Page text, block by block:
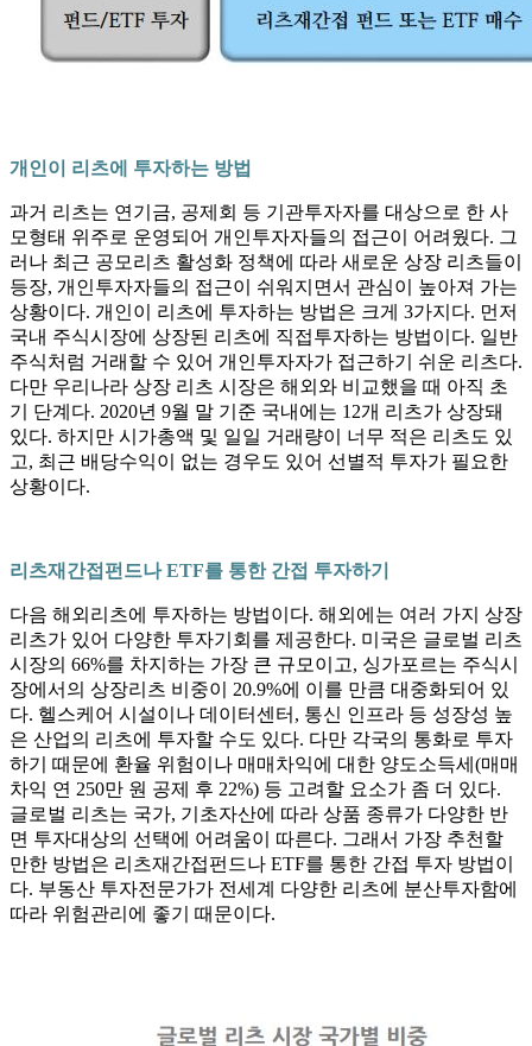
개인이 리츠에 투자하는 방법
과거 리츠는 연기금, 공제회 등 기관투자자를 대상으로 한 사
모형태 위주로 운영되어 개인투자자들의 접근이 어려웠다. 그
러나 최근 공모리츠 활성화 정책에 따라 새로운 상장 리츠들이
등장, 개인투자자들의 접근이 쉬워지면서 관심이 높아져 가는
상황이다. 개인이 리츠에 투자하는 방법은 크게 3가지다. 먼저
국내 주식시장에 상장된 리츠에 직접투자하는 방법이다. 일반
주식처럼 거래할 수 있어 개인투자자가 접근하기 쉬운 리츠다.
다만 우리나라 상장 리츠 시장은 해외와 비교했을 때 아직 초
기 단계다. 2020년 9월 말 기준 국내에는 12개 리츠가 상장돼
있다. 하지만 시가총액 및 일일 거래량이 너무 적은 리츠도 있
고, 최근 배당수익이 없는 경우도 있어 선별적 투자가 필요한
상황이다.
리츠재간접펀드나 ETF를 통한 간접 투자하기
다음 해외리츠에 투자하는 방법이다. 해외에는 여러 가지 상장
리츠가 있어 다양한 투자기회를 제공한다. 미국은 글로벌 리츠
시장의 66%를 차지하는 가장 큰 규모이고, 싱가포르는 주식시
장에서의 상장리츠 비중이 20.9%에 이를 만큼 대중화되어 있
다. 헬스케어 시설이나 데이터센터, 통신 인프라 등 성장성 높
은 산업의 리츠에 투자할 수도 있다. 다만 각국의 통화로 투자
하기 때문에 환율 위험이나 매매차익에 대한 양도소득세(매매
차익 연 250만 원 공제 후 22%) 등 고려할 요소가 좀 더 있다.
글로벌 리츠는 국가, 기초자산에 따라 상품 종류가 다양한 반
면 투자대상의 선택에 어려움이 따른다. 그래서 가장 추천할
만한 방법은 리츠재간접펀드나 ETF를 통한 간접 투자 방법이
다. 부동산 투자전문가가 전세계 다양한 리츠에 분산투자함에
따라 위험관리에 좋기 때문이다.